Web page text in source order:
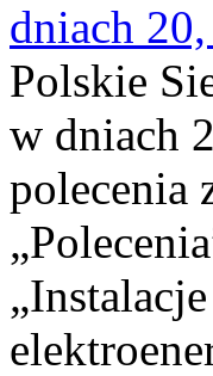
dniach
Polskie
w dniach
polecenia